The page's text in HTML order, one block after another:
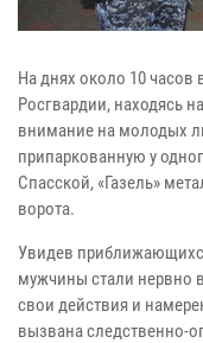
На днях около 10
Росгвардии, находясь
внимание на молодых
припаркованную у
Спасской, «Газель»
ворота.
Увидев
мужчины стали нервно
свои действия и
вызвана следственно-